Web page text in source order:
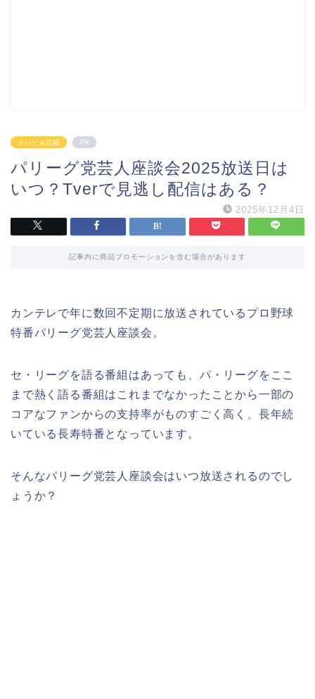
テレビ＆芸能 PR
パリーグ党芸人座談会2025放送日は
いつ？Tverで見逃し配信はある？
2025年12月4日
記事内に商品プロモーションを含む場合があります
カンテレで年に数回不定期に放送されているプロ野球
特番パリーグ党芸人座談会。
セ・リーグを語る番組はあっても、パ・リーグをここ
まで熱く語る番組はこれまでなかったことから一部の
コアなファンからの支持率がものすごく高く、長年続
いている長寿特番となっています。
そんなパリーグ党芸人座談会はいつ放送されるのでし
ょうか？